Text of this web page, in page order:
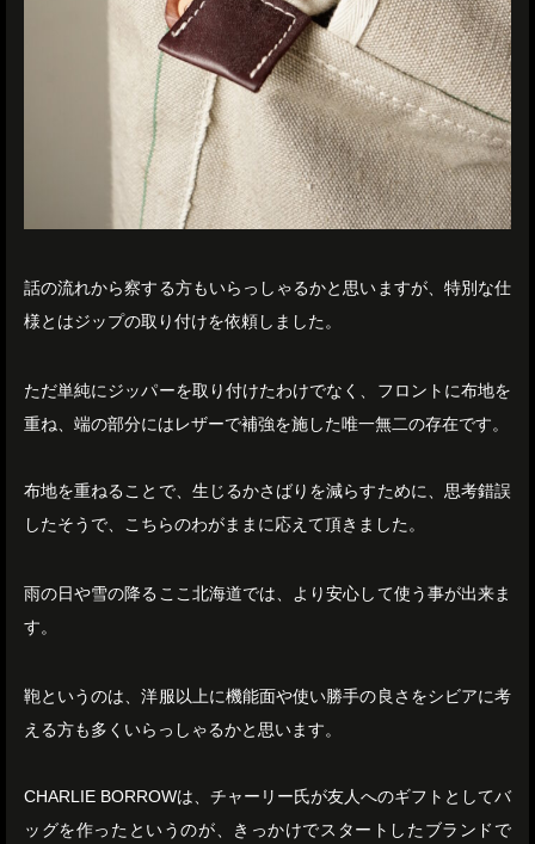
話の流れから察する方もいらっしゃるかと思いますが、特別な仕
様とはジップの取り付けを依頼しました。
ただ単純にジッパーを取り付けたわけでなく、フロントに布地を
重ね、端の部分にはレザーで補強を施した唯一無二の存在です。
布地を重ねることで、生じるかさばりを減らすために、思考錯誤
したそうで、こちらのわがままに応えて頂きました。
雨の日や雪の降るここ北海道では、より安心して使う事が出来ま
す。
鞄というのは、洋服以上に機能面や使い勝手の良さをシビアに考
える方も多くいらっしゃるかと思います。
CHARLIE BORROWは、チャーリー氏が友人へのギフトとしてバ
ッグを作ったというのが、きっかけでスタートしたブランドで